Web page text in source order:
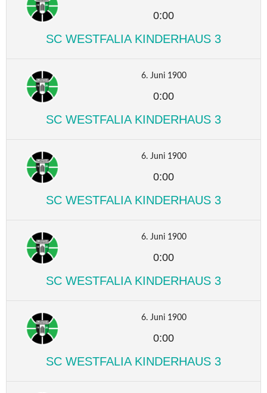
0:00
SC WESTFALIA KINDERHAUS 3
6. Juni 1900
0:00
SC WESTFALIA KINDERHAUS 3
6. Juni 1900
0:00
SC WESTFALIA KINDERHAUS 3
6. Juni 1900
0:00
SC WESTFALIA KINDERHAUS 3
6. Juni 1900
0:00
SC WESTFALIA KINDERHAUS 3